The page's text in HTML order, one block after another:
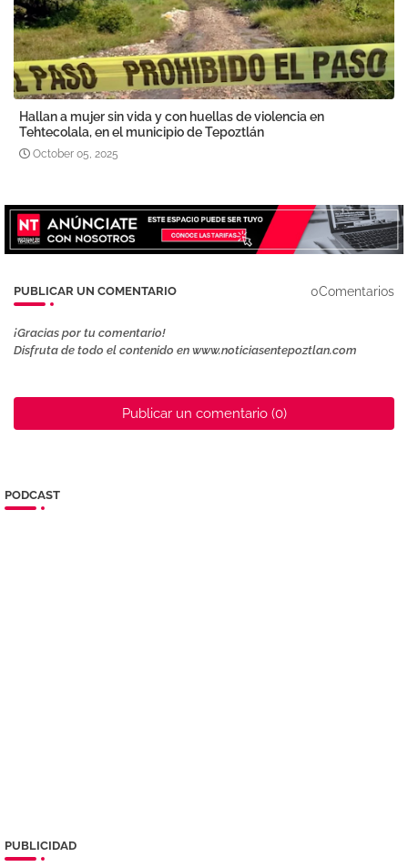
Hallan a mujer sin vida y con huellas de violencia en
Tehtecolala, en el municipio de Tepoztlán
October 05, 2025
PUBLICAR UN COMENTARIO 0Comentarios
¡Gracias por tu comentario!
Disfruta de todo el contenido en www.noticiasentepoztlan.com
Publicar un comentario (0)
PODCAST
PUBLICIDAD